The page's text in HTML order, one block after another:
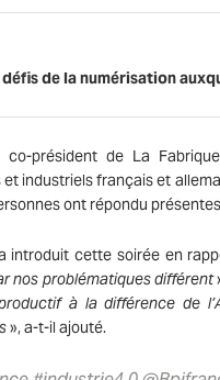
de la numérisation
co-président de La
industriels français et
ont répondu
introduit cette soirée en
nos problématiques différent
à la différence de
», a-t-il ajouté.